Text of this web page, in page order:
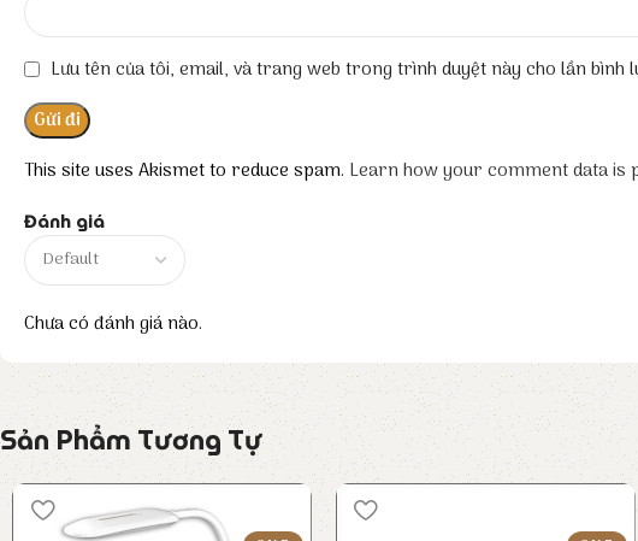
Đánh giá
Chưa có đánh giá nào.
Lưu tên của tôi, email, và trang web trong trình duyệt này cho lần bình
This site uses Akismet to reduce spam. Learn how your comment data is
Sản Phẩm Tương Tự